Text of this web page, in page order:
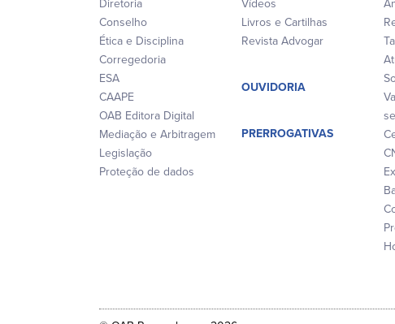
Diretoria
Conselho
Ética e Disciplina
Corregedoria
ESA
CAAPE
OAB Editora Digital
Mediação e Arbitragem
Legislação
Proteção de dados
Vídeos
Livros e Cartilhas
Revista Advogar
OUVIDORIA
PRERROGATIVAS